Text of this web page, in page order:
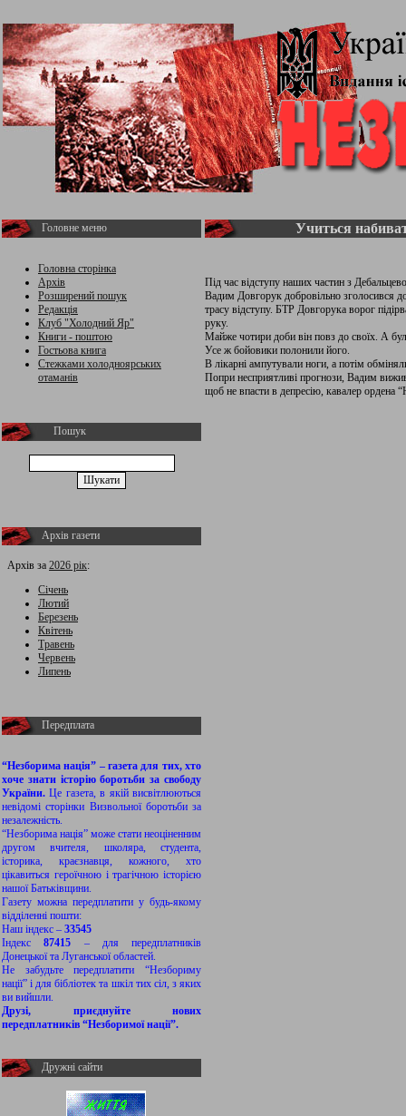
Головне меню
Головна сторінка
Архів
Розширений пошук
Редакція
Клуб "Холодний Яр"
Книги - поштою
Гостьова книга
Стежками холодноярських
отаманів
Пошук
Архів газети
Архів за 2026 рік:
Січень
Лютий
Березень
Квітень
Травень
Червень
Липень
Передплата
“Незборима нація” – газета для тих, хто
хоче знати історію боротьби за свободу
України.Це газета, в якій висвітлюються
невідомі сторінки Визвольної боротьби за
незалежність.
“Незборима нація” може стати неоціненним
другом вчителя, школяра, студента,
історика, краєзнавця, кожного, хто
цікавиться героїчною і трагічною історією
нашої Батьківщини.
Газету можна передплатити у будь-якому
відділенні пошти:
Наш індекс – 33545
Індекс87415 – для передплатників
Донецької та Луганської областей.
Не забудьте передплатити “Незбориму
нації” і для бібліотек та шкіл тих сіл, з яких
ви вийшли.
Друзі, приєднуйте нових
передплатників “Незборимої нації”.
Дружні сайти
Учиться
Під час відступу наших частин з
Вадим Довгорук добровільно зголосився
трасу відступу. БТР Довгорука ворог
руку.
Майже чотири доби він повз до своїх. А
Усе ж бойовики полонили його.
В лікарні ампутували ноги, а потім
Попри несприятливі прогнози, Вадим
щоб не впасти в депресію, кавалер ордена